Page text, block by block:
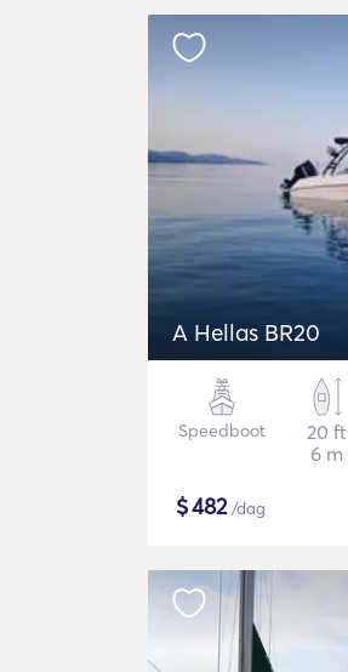
A Hellas BR20
Speedboot
20 ft
6 m
$482/dag